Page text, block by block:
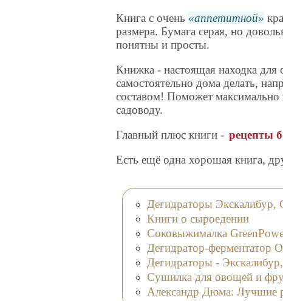
Книга с очень
аппетитной
размера. Бумага серая, но
понятны и просты.
Книжка - настоящая находка для
самостоятельно дома делать,
составом! Поможет
садоводу.
Главный плюс книги - рецепты
Есть ещё одна хорошая книга,
Дегидраторы Экскалибур,
Книги о сыроедении
Соковыжималка
Дегидратор-ферментатор
Дегидраторы -
Сушилка для овощей и
Александр Дюма: Лучшие